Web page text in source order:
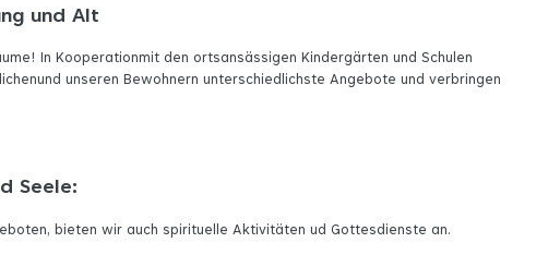
und Alt
In Kooperationmit den ortsansässigen Kindergärten und Schulen
unseren Bewohnern unterschiedlichste Angebote und verbringen
Seele:
bieten wir auch spirituelle Aktivitäten ud Gottesdienste an.